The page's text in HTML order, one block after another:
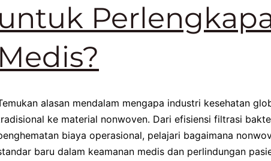
untuk
Medis?
alasan mendalam mengapa industri kesehatan
ke material nonwoven. Dari efisiensi filtrasi
biaya operasional, pelajari bagaimana
baru dalam keamanan medis dan perlindungan